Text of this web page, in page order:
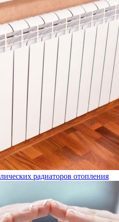
радиаторов отопления